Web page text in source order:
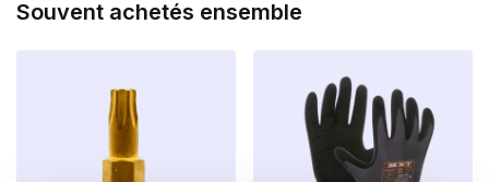
un très large éventail d’applications et garantissent un
avez la garantie de ne travailler qu’avec des vis de
haute qualité, sans bavures et très résistantes. Les vis
portent donc le marquage CE, par lequel le fabricant
indique que le produit est conforme aux exigences en
Souvent achetés ensemble